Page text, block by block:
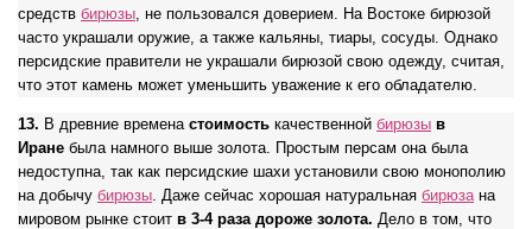
средств бирюзы , не пользовался доверием. На Востоке бирюзой
часто украшали оружие, а также кальяны, тиары, сосуды. Однако
персидские правители не украшали бирюзой свою одежду, считая,
что этот камень может уменьшить уважение к его обладателю.
13. В древние времена стоимость качественной бирюзы в
Иране была намного выше золота. Простым персам она была
недоступна, так как персидские шахи установили свою монополию
на добычу бирюзы . Даже сейчас хорошая натуральная бирюза на
мировом рынке стоит в 3-4 раза дороже золота. Дело в том, что